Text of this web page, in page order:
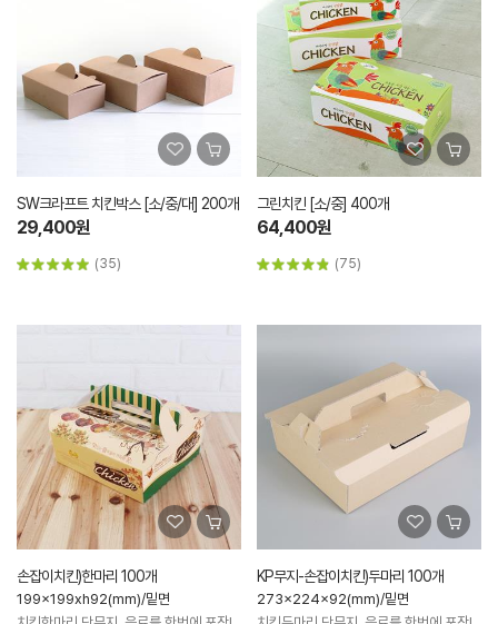
SW크라프트 치킨박스 [소/중/대] 200개
29,400원
(35)
그린치킨 [소/중] 400개
64,400원
(75)
손잡이치킨)한마리 100개
199x199xh92(mm)/밑면
KP무지-손잡이치킨)두마리 100개
273x224x92(mm)/밑면